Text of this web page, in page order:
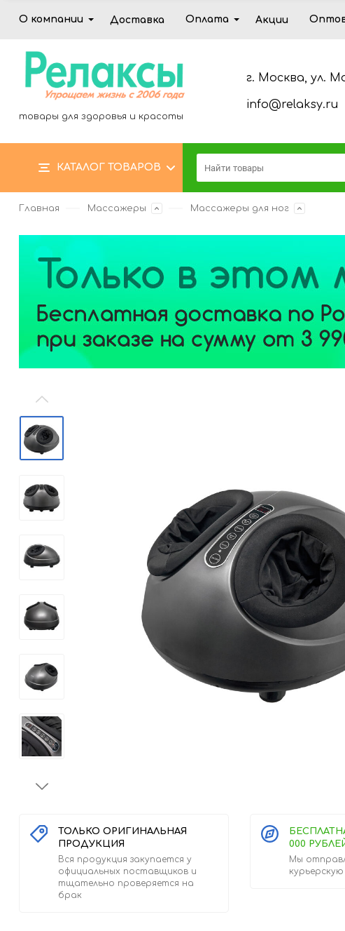
О компании Доставка Оплата Акции
товары для здоровья и красоты
г. Москва, ул.
info@relaksy.ru
КАТАЛОГ ТОВАРОВ
Главная Массажеры Массажеры для ног
ТОЛЬКО ОРИГИНАЛЬНАЯ
ПРОДУКЦИЯ
Вся продукция закупается у
официальных поставщиков и
тщательно проверяется на
брак
000
Мы